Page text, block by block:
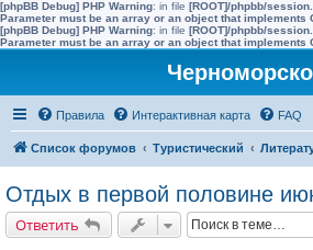
[phpBB Debug] PHP Warning: in file [ROOT]/phpbb/
Parameter must be an array or an object that implements
[phpBB Debug] PHP Warning: in file [ROOT]/phpbb/
Parameter must be an array or an object that implements
Правила Интерактивная карта FAQ
Список форумов Туристический
Отдых в первой половине
Ответить